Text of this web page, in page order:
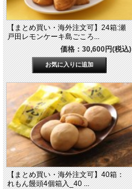
【まとめ買い・海外注文可】24箱:瀬
戸田レモンケーキ島ごころ...
価格：30,600円(税込)
【まとめ買い・海外注文可】40箱：
れもん饅頭4個箱入_40 ...